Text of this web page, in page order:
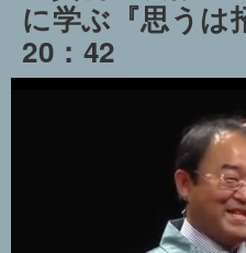
に学ぶ『思うは
20：42